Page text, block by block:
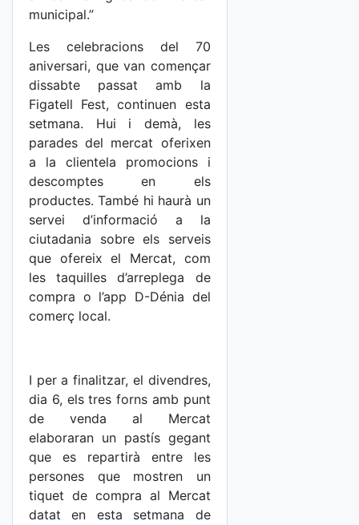
municipal.”
Les celebracions del 70
aniversari, que van començar
dissabte passat amb la
Figatell Fest, continuen esta
setmana. Hui i demà, les
parades del mercat oferixen
a la clientela promocions i
descomptes en els
productes. També hi haurà un
servei d’informació a la
ciutadania sobre els serveis
que ofereix el Mercat, com
les taquilles d’arreplega de
compra o l’app D-Dénia del
comerç local.
I per a finalitzar, el divendres,
dia 6, els tres forns amb punt
de venda al Mercat
elaboraran un pastís gegant
que es repartirà entre les
persones que mostren un
tiquet de compra al Mercat
datat en esta setmana de